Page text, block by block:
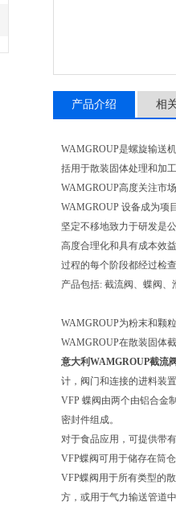
产品介绍 相
WAMGROUP是螺旋输送
括用于散装固体处理和加
WAMGROUP高度关注市
WAMGROUP 设备成为项
坚定不移地致力于研发是
高度合理化和具有成本效
过程的每个阶段都经过检
产品包括: 截流阀、蝶阀、
WAMGROUP为粉末和颗
WAMGROUP在散装固体
意大利WAMGROUP截流
计，阀门和连接的进料装
VFP 蝶阀由两个由铝合金
密封件组成。
对于食品应用，可提供带
VFP蝶阀可用于储存在筒
VFP蝶阀用于所有类型的
方，或用于气力输送管道